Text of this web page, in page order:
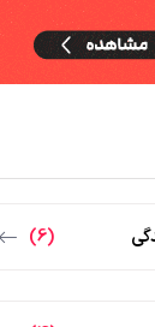
(6)